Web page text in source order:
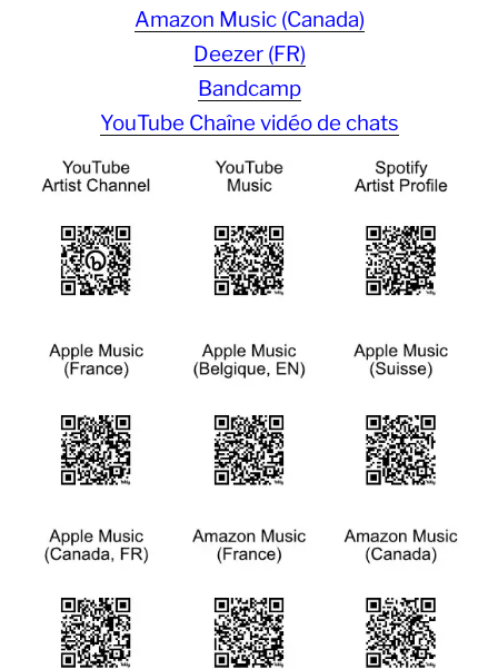
Amazon Music (Canada)
Deezer (FR)
Bandcamp
YouTube Chaîne vidéo de chats